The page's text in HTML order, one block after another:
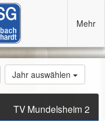
Jahr auswählen
TV Mundelsheim 2
Mehr